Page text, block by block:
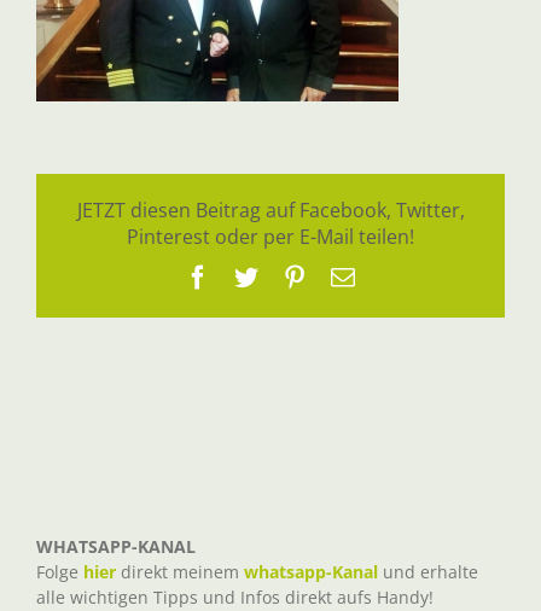
JETZT diesen Beitrag auf Facebook, Twitter,
Pinterest oder per E-Mail teilen!
Facebook
TwitterPinterest
E-
WHATSAPP-KANAL
Folge hier direkt meinem whatsapp-Kanal und erhalte
alle wichtigen Tipps und Infos direkt aufs Handy!